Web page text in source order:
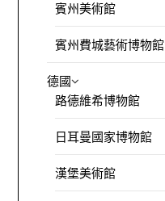
賓州美術館
賓州費城藝術博物館
德國
路德維希博物館
日耳曼國家博物館
漢堡美術館